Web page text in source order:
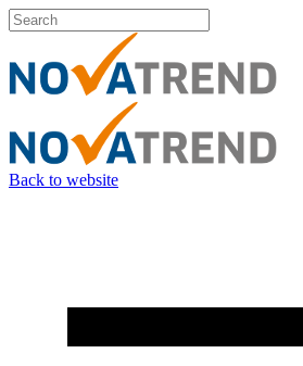
Back to website